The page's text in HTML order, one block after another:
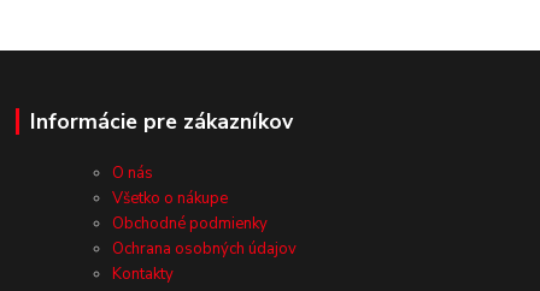
Informácie pre zákazníkov
O nás
Všetko o nákupe
Obchodné podmienky
Ochrana osobných údajov
Kontakty